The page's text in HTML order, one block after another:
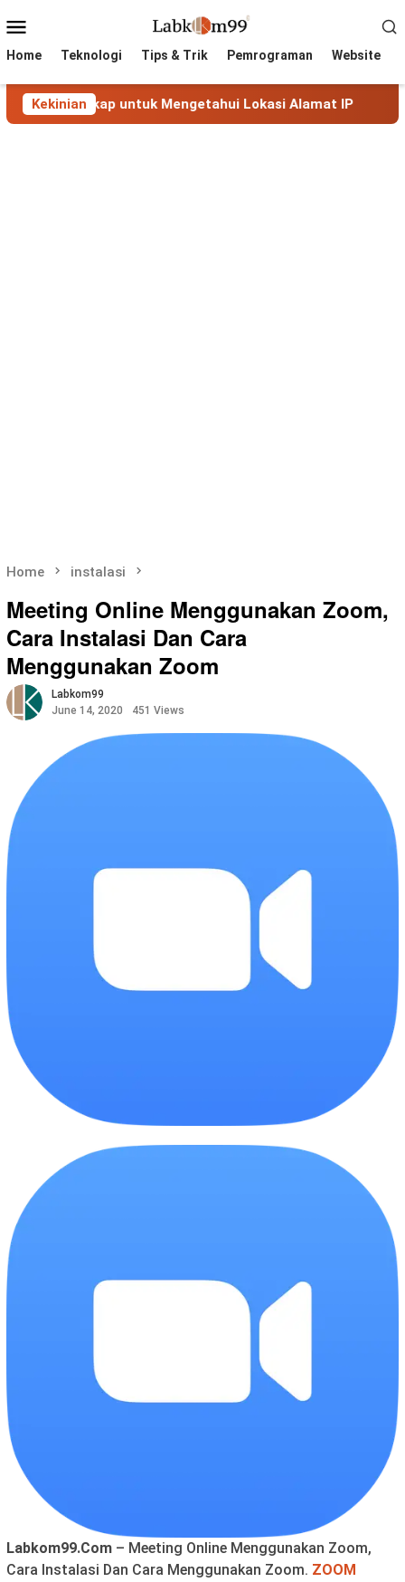
to
Menu
Home Teknologi Tips & Trik Pemrograman Website
Kekinian
Lengkap untuk Mengetahui Lokasi Alamat IP
Home instalasi
Meeting Online Menggunakan Zoom,
Cara Instalasi Dan Cara
Menggunakan Zoom
Labkom99
June 14, 2020
451 Views
Labkom99.Com – Meeting Online Menggunakan Zoom,
Cara Instalasi Dan Cara Menggunakan Zoom. ZOOM